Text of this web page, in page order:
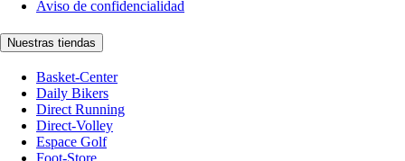
Aviso de confidencialidad
Nuestras tiendas
Basket-Center
Daily Bikers
Direct Running
Direct-Volley
Espace Golf
Foot-Store